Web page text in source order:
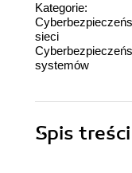
Kategorie:
sieci
systemów
Spis treści